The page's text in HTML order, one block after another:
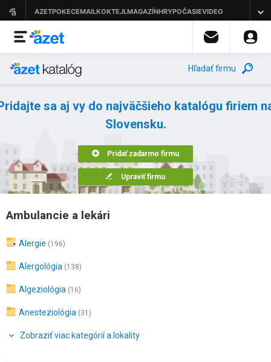
Hľadať firmu
sa aj vy do najväčšieho katalógu firiem
Slovensku.
Pridať zadarmo firmu
Upraviť firmu
Ambulancie a lekári
Alergie (196)
Alergológia (138)
Algeziológia (16)
Anesteziológia (31)
Zobraziť viac kategórií a lokality